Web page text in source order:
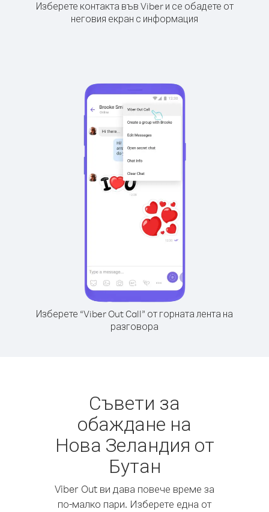
Изберете контакта във Viber и се обадете от
неговия екран с информация
Изберете “Viber Out Call” от горната лента на
разговора
Съвети за
обаждане на
Нова Зеландия от
Бутан
Viber Out ви дава повече време за
по-малко пари. Изберете една от